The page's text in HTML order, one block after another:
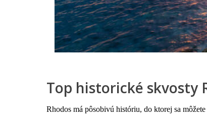
Top historické skvosty
Rhodos má pôsobivú históriu, do ktorej sa